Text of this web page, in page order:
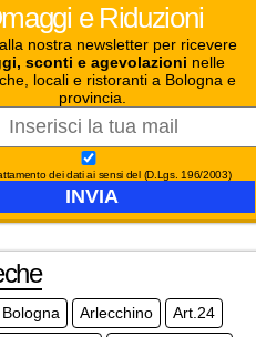
e Riduzioni
nostra newsletter per ricevere
sconti e agevolazioni nelle
locali e ristoranti a Bologna e
provincia.
dei dati ai sensi del (D.Lgs. 196/2003)
Arlecchino
Art.24